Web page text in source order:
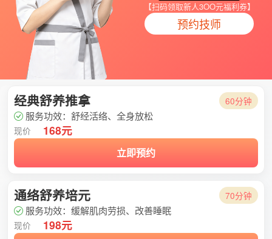
【扫码领取新人3OO元福利券】
预约技师
经典舒养推拿 60分钟
服务功效：舒经活络、全身放松
现价 168元
立即预约
通络舒养培元 70分钟
服务功效：缓解肌肉劳损、改善睡眠
现价 198元